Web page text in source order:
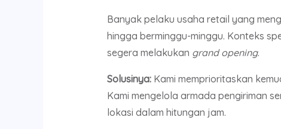
Banyak pelaku usaha retail yang
hingga berminggu-minggu. Konteks
segera melakukan grand opening.
Solusinya:Kami memprioritaskan
Kami mengelola armada pengiriman
lokasi dalam hitungan jam.